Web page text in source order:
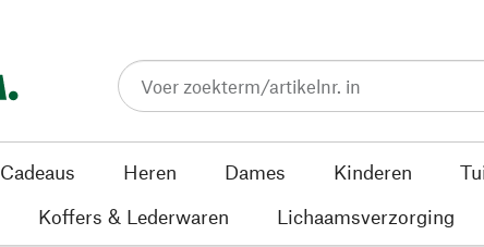
Cadeaus Heren Dames Kinderen
Koffers & Lederwaren
Lichaamsverzorging